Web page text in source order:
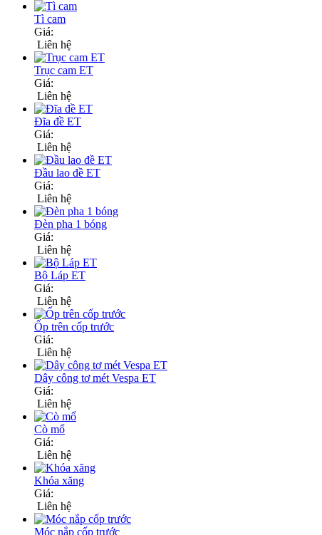
Tì cam
Giá:
Liên hệ
Trục cam ET
Giá:
Liên hệ
Đĩa đề ET
Giá:
Liên hệ
Đầu lao đề ET
Giá:
Liên hệ
Đèn pha 1 bóng
Giá:
Liên hệ
Bộ Láp ET
Giá:
Liên hệ
Ốp trên cốp trước
Giá:
Liên hệ
Dây công tơ mét Vespa ET
Giá:
Liên hệ
Cò mổ
Giá:
Liên hệ
Khóa xăng
Giá:
Liên hệ
Móc nắp cốp trước